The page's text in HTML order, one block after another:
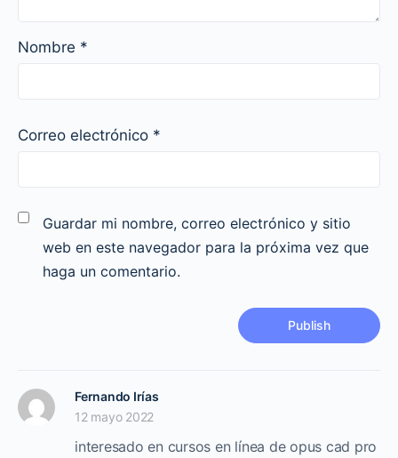
Nombre *
Correo electrónico *
Guardar mi nombre, correo electrónico y sitio
web en este navegador para la próxima vez que
haga un comentario.
Fernando Irías
12 mayo 2022
interesado en cursos en línea de opus cad pro